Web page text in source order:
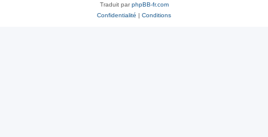
Traduit parphpBB-fr.com
Confidentialité | Conditions